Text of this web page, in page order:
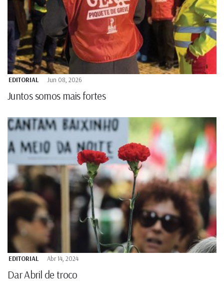
EDITORIAL Jun 08, 2026
Juntos somos mais fortes
EDITORIAL Abr 14, 2024
Dar Abril de troco